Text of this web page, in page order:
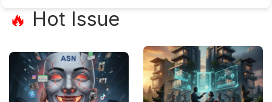
🔥 Hot Issue